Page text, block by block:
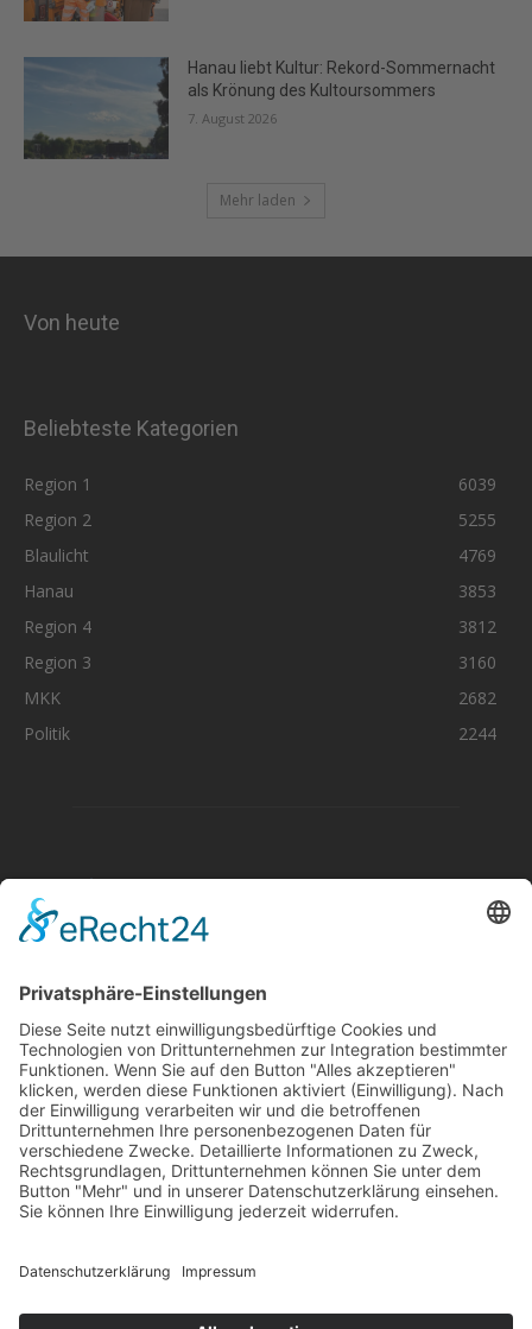
Hanau liebt Kultur: Rekord-Sommernacht
als Krönung des Kultoursommers
7. August 2026
Mehr laden
Von heute
Beliebteste Kategorien
Region 1
6039
Region 2
5255
Blaulicht
4769
Hanau
3853
Region 4
3812
Region 3
3160
MKK
2682
Politik
2244
Aktuelle Nachrichten aus dem MKK-Kreis.
Kontaktiere uns:team@mkk-echo.de
JetztBericht einreichen
Folge uns auf SocialMedia